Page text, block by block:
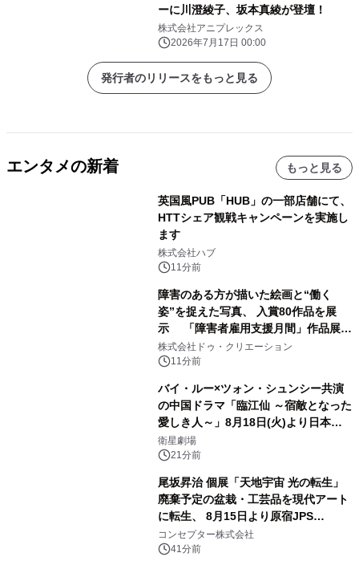
ーに川澄綾子、坂本真綾が登壇！
株式会社アニプレックス
2026年7月17日 00:00
発行者のリリースをもっと見る
エンタメの新着 もっと見る
英国風PUB「HUB」の一部店舗にて、
HTTシェア観戦キャンペーンを実施し
ます
株式会社ハブ
11分前
障害のある方が描いた絵画と“働く
姿”を捉えた写真、 入賞80作品を展
示 「障害者雇用支援月間」作品展示
会を 東京・愛知で開催
株式会社ドゥ・クリエーション
11分前
バイ・ルー×ツォン・シュンシー共演
の中国ドラマ「臨江仙 ～宿敵となった
愛しき人～」8月18日(火)より日本初
放送！YouTubeにて8月11日(火)より
第1話期間限定公開！CS衛星劇場
衛星劇場
21分前
尾坂昇治 個展「天地宇宙 光の転生」
廃棄予定の盆栽・工芸品を現代アート
に転生、 8月15日より原宿JPS
Galleryにて約30点を展示
コンセプター株式会社
41分前